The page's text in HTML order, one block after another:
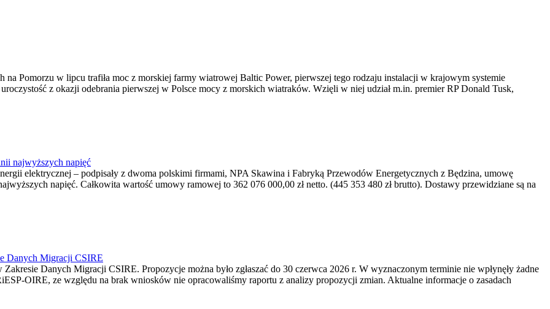
Pomorzu w lipcu trafiła moc z morskiej farmy wiatrowej Baltic Power, pierwszej tego rodzaju instalacji w krajowym systemie
z okazji odebrania pierwszej w Polsce mocy z morskich wiatraków. Wzięli w niej udział m.in. premier RP Donald Tusk,
najwyższych napięć
elektrycznej – podpisały z dwoma polskimi firmami, NPA Skawina i Fabryką Przewodów Energetycznych z Będzina, umowę
napięć. Całkowita wartość umowy ramowej to 362 076 000,00 zł netto. (445 353 480 zł brutto). Dostawy przewidziane są na
Danych Migracji CSIRE
Danych Migracji CSIRE. Propozycje można było zgłaszać do 30 czerwca 2026 r. W wyznaczonym terminie nie wpłynęły żadne
OIRE, ze względu na brak wniosków nie opracowaliśmy raportu z analizy propozycji zmian. Aktualne informacje o zasadach